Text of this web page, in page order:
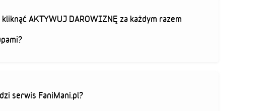
AKTYWUJ DAROWIZNĘ za każdym razem
serwis FaniMani.pl?